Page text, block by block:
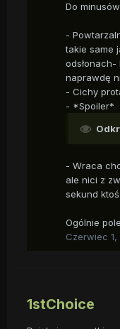
Do
-
takie same
naprawdę
- Cichy
- *Spoiler*
- Wraca
ale nici z
sekund
Ogólnie
Czerwiec 1,
1stChoice